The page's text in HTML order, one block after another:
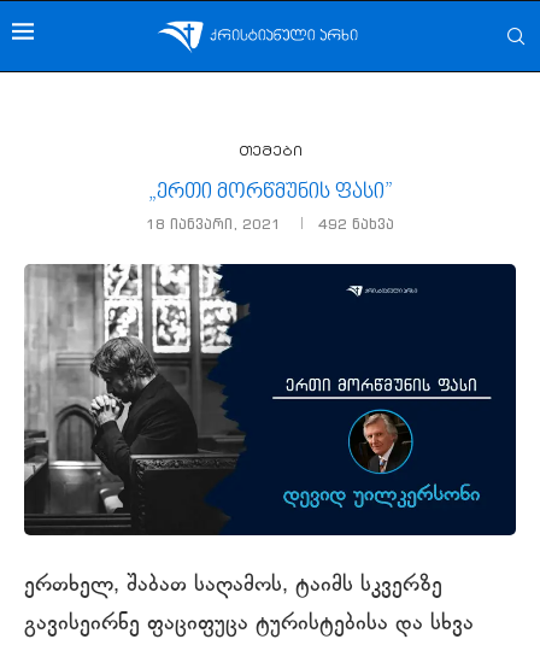
თემები
„ერთი მორწმუნის ფასი”
18 იანვარი, 2021 492 ნახვა
ერთხელ, შაბათ საღამოს, ტაიმს სკვერზე
გავისეირნე ფაციფუცა ტურისტებისა და სხვა